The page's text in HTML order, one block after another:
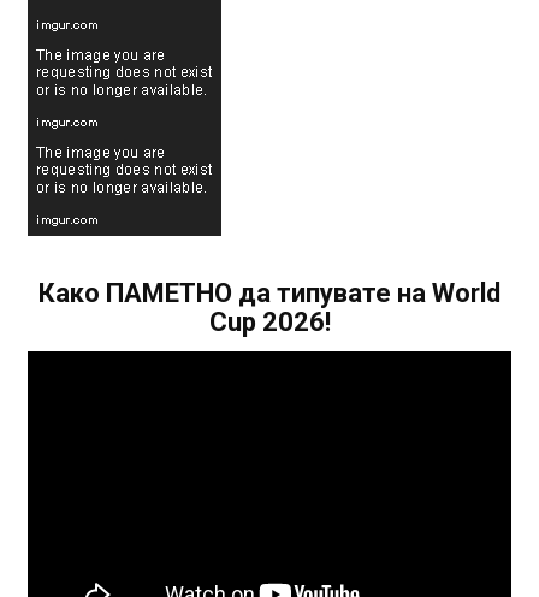
Како ПАМЕТНО да типувате на World
Cup 2026!